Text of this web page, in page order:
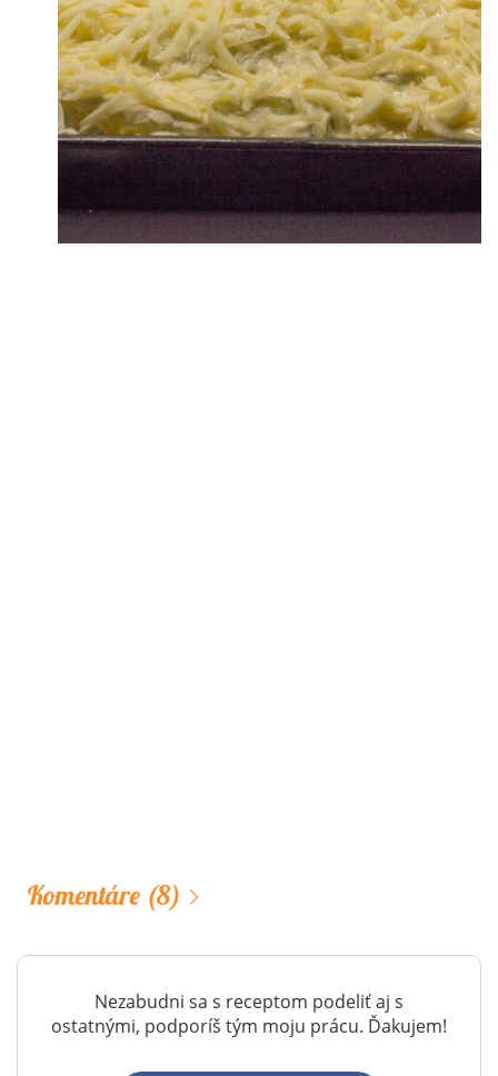
Komentáre (8)
Nezabudni sa s receptom podeliť aj s
ostatnými, podporíš tým moju prácu. Ďakujem!